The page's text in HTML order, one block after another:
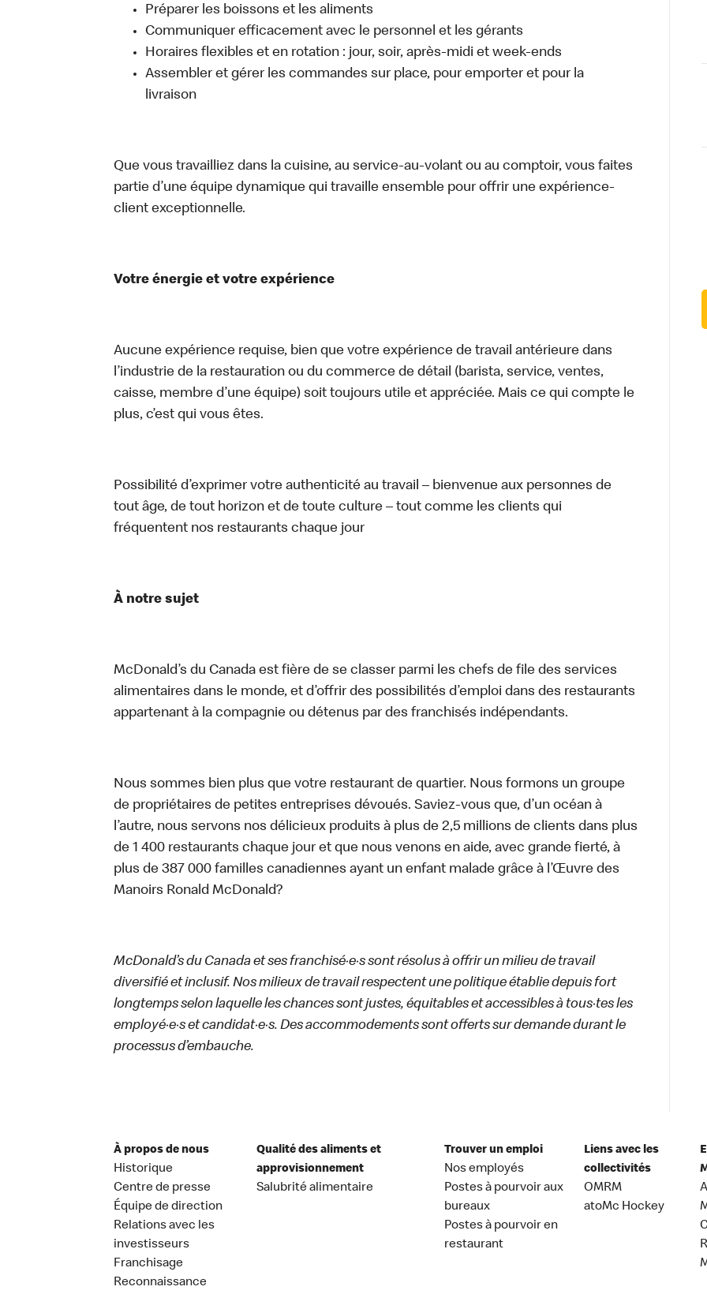
Préparer les boissons et les aliments
Communiquer efficacement avec le personnel et les gérants
Horaires flexibles et en rotation : jour, soir, après-midi et week-ends
Assembler et gérer les commandes sur place, pour emporter et pour la
livraison
Que vous travailliez dans la cuisine, au service-au-volant ou au comptoir, vous faites
partie d’une équipe dynamique qui travaille ensemble pour offrir une expérience-
client exceptionnelle.
Votre énergie et votre expérience
Aucune expérience requise, bien que votre expérience de travail antérieure dans
l’industrie de la restauration ou du commerce de détail (barista, service, ventes,
caisse, membre d’une équipe) soit toujours utile et appréciée. Mais ce qui compte le
plus, c’est qui vous êtes.
Possibilité d’exprimer votre authenticité au travail – bienvenue aux personnes de
tout âge, de tout horizon et de toute culture – tout comme les clients qui
fréquentent nos restaurants chaque jour
À notre sujet
McDonald’s du Canada est fière de se classer parmi les chefs de file des services
alimentaires dans le monde, et d’offrir des possibilités d’emploi dans des restaurants
appartenant à la compagnie ou détenus par des franchisés indépendants.
Nous sommes bien plus que votre restaurant de quartier. Nous formons un groupe
de propriétaires de petites entreprises dévoués. Saviez-vous que, d’un océan à
l’autre, nous servons nos délicieux produits à plus de 2,5 millions de clients dans plus
de 1 400 restaurants chaque jour et que nous venons en aide, avec grande fierté, à
plus de 387 000 familles canadiennes ayant un enfant malade grâce à l’Œuvre des
Manoirs Ronald McDonald?
McDonald’s du Canada et ses franchisé·e·s sont résolus à offrir un milieu de travail
diversifié et inclusif. Nos milieux de travail respectent une politique établie depuis fort
longtemps selon laquelle les chances sont justes, équitables et accessibles à tous·tes les
employé·e·s et candidat·e·s. Des accommodements sont offerts sur demande durant le
processus d’embauche.
À propos de nous
Historique
Centre de presse
Équipe de direction
Relations avec les
investisseurs
Franchisage
Reconnaissance
Qualité des aliments et
approvisionnement
Salubrité alimentaire
Trouver un emploi
Nos employés
Postes à pourvoir aux
bureaux
Postes à pourvoir en
restaurant
Liens avec les
collectivités
OMRM
atoMc Hockey